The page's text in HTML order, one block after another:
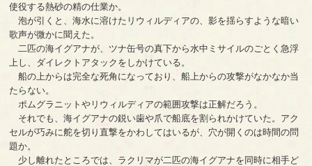
使役する熱砂の精の仕業か。
泡が引くと、海水に溶けたリウィルディアの、影を揺らすような暗い
歌声が微かに聞えた。
二匹の海イグアナが、ツナ缶号の真下から水中ミサイルのごとく急浮
上し、ダイレクトアタックをしかけている。
船の上からは完全な死角になっており、船上からの攻撃がなかなか当
たらない。
ポムグラニットやリウィルディアの範囲攻撃は正解だろう。
それでも、海イグアナの鋭い歯や爪で船底を割られかけていた。アク
セルが巧みに舵を切り直撃をかわしてはいるが、穴が開くのは時間の問
題か。
少し離れたところでは、ラクリマが二匹の海イグアナを同時に相手ど